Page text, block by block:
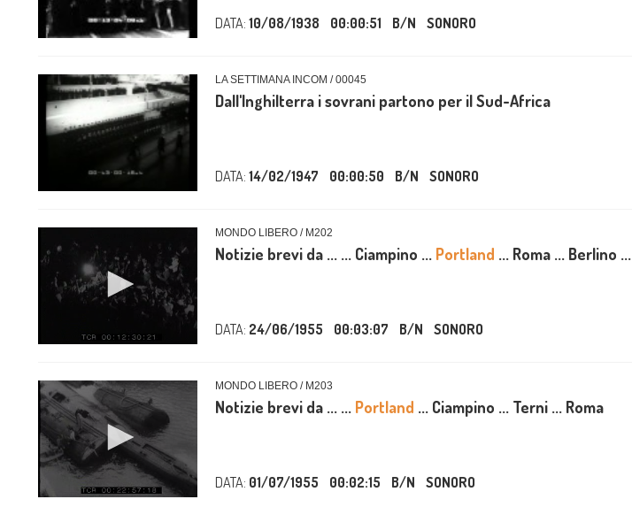
DATA: 10/08/1938 00:00:51 B/N SONORO
LA SETTIMANA INCOM / 00045
Dall'Inghilterra i sovrani partono per il Sud-Africa
DATA: 14/02/1947 00:00:50 B/N SONORO
MONDO LIBERO / M202
Notizie brevi da ... ... Ciampino ... Portland ... Roma ... Berlino ...
DATA: 24/06/1955 00:03:07 B/N SONORO
MONDO LIBERO / M203
Notizie brevi da ... ... Portland ... Ciampino ... Terni ... Roma
DATA: 01/07/1955 00:02:15 B/N SONORO